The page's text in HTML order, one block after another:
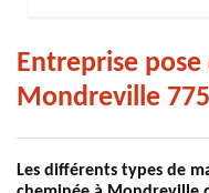
Entreprise
Mondreville
Les différents types de